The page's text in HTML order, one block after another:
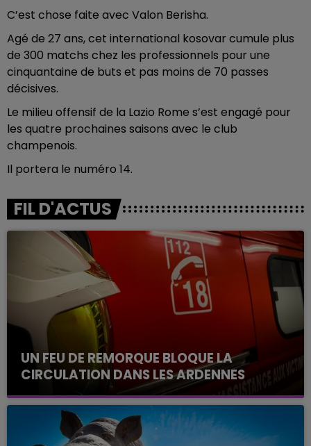
C’est chose faite avec Valon Berisha.
Agé de 27 ans, cet international kosovar cumule plus
de 300 matchs chez les professionnels pour une
cinquantaine de buts et pas moins de 70 passes
décisives.
Le milieu offensif de la Lazio Rome s’est engagé pour
les quatre prochaines saisons avec le club
champenois.
Il portera le numéro 14.
FIL D'ACTUS
UN FEU DE REMORQUE BLOQUE LA
CIRCULATION DANS LES ARDENNES
Un feu de remorque s'est déclaré ce mercredi en
fin de matinée sur l'A34.